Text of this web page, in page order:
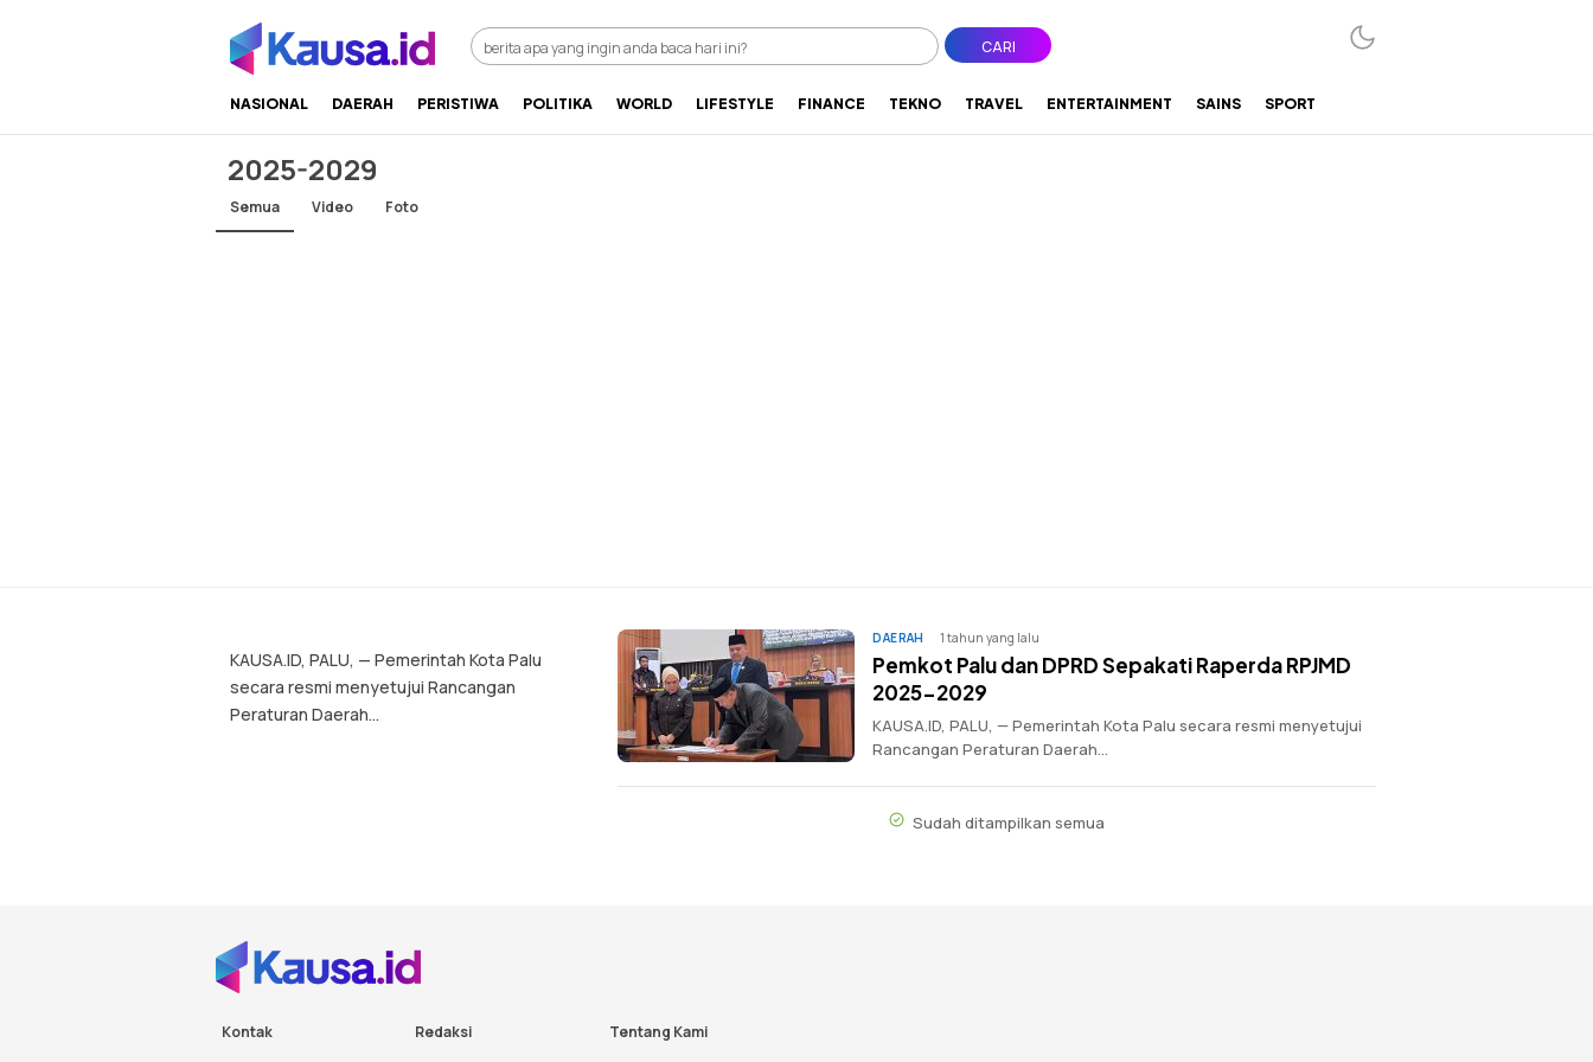
kausa
menuntaskan makna berita CARI
NASIONAL DAERAH PERISTIWA POLITIKA WORLD LIFESTYLE FINANCE TEKNO TRAVEL ENTERTAINMENT SAINS SPORT
2025-2029
Semua Video Foto
KAUSA.ID, PALU, — Pemerintah Kota Palu
secara resmi menyetujui Rancangan
Peraturan Daerah...
DAERAH 1 tahun yang lalu
Pemkot Palu dan DPRD Sepakati Raperda RPJMD
2025-2029
KAUSA.ID, PALU, — Pemerintah Kota Palu secara resmi menyetujui
Rancangan Peraturan Daerah...
Sudah ditampilkan semua
Kontak Redaksi
Tentang Kami